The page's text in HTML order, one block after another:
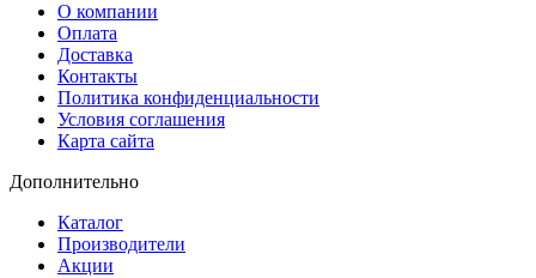
О компании
Оплата
Доставка
Контакты
Политика конфиденциальности
Условия соглашения
Карта сайта
Дополнительно
Каталог
Производители
Акции